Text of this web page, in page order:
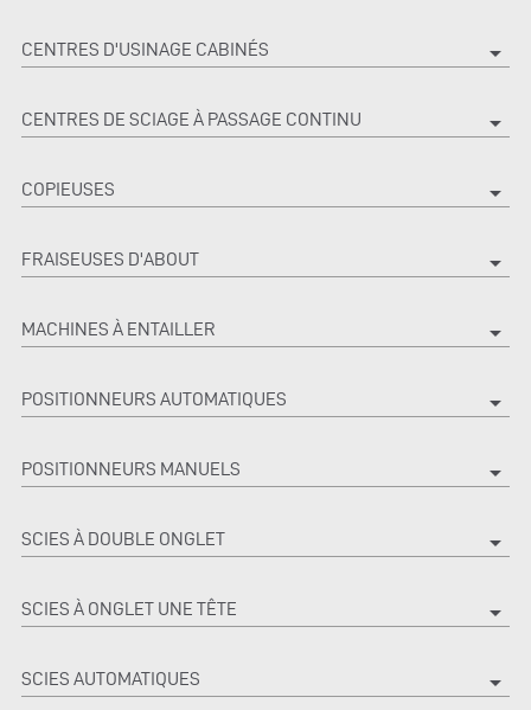
CENTRES D'USINAGE CABINÉS arrow_drop_down
CENTRES DE SCIAGE À PASSAGE CONTINU arrow_drop_down
COPIEUSES arrow_drop_down
FRAISEUSES D'ABOUT arrow_drop_down
MACHINES À ENTAILLER arrow_drop_down
POSITIONNEURS AUTOMATIQUES arrow_drop_down
POSITIONNEURS MANUELS arrow_drop_down
SCIES À DOUBLE ONGLET arrow_drop_down
SCIES À ONGLET UNE TÊTE arrow_drop_down
SCIES AUTOMATIQUES arrow_drop_down